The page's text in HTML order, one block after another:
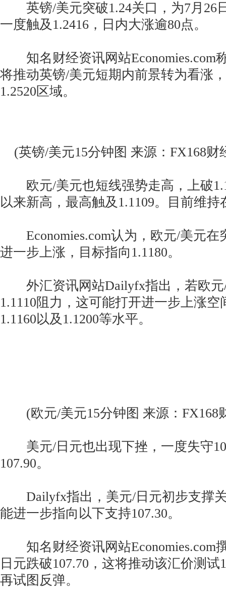
英镑/美元突破1.24关口，为7月26
一度触及1.2416，日内大涨逾80点。
知名财经资讯网站Economies.com
将推动英镑/美元短期内前景转为看涨
1.2520区域。
(英镑/美元15分钟图 来源：FX168财
欧元/美元也短线强势走高，上破
以来新高，最高触及1.1109。目前维持
Economies.com认为，欧元/美元在
进一步上涨，目标指向1.1180。
外汇资讯网站Dailyfx指出，若欧元
1.1110阻力，这可能打开进一步上涨
1.1160以及1.1200等水平。
(欧元/美元15分钟图 来源：FX168
美元/日元也出现下挫，一度失守
107.90。
Dailyfx指出，美元/日元初步支撑关
能进一步指向以下支持107.30。
知名财经资讯网站Economies.com
日元跌破107.70，这将推动该汇价测试
再试图反弹。